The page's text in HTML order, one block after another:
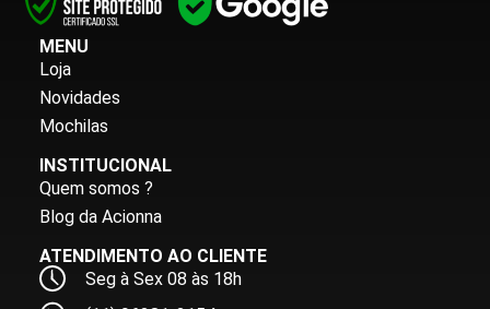
MENU
Loja
Novidades
Mochilas
INSTITUCIONAL
Quem somos ?
Blog da Acionna
ATENDIMENTO AO CLIENTE
Seg à Sex 08 às 18h